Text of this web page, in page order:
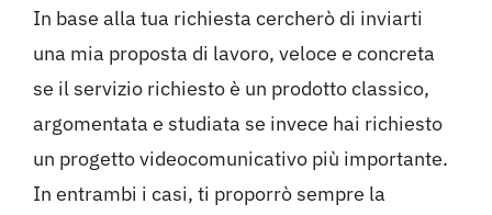
Servizi fotografici
Lavori
Sotto la mia lente
In base alla tua richiesta cercherò di inviarti
una mia proposta di lavoro, veloce e concreta
se il servizio richiesto è un prodotto classico,
argomentata e studiata se invece hai richiesto
un progetto videocomunicativo più importante.
In entrambi i casi, ti proporrò sempre la